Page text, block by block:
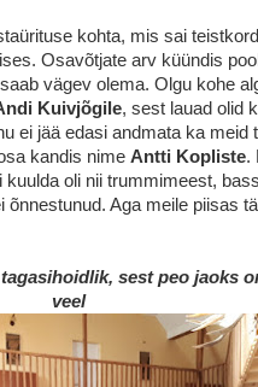
kohta, mis sai
Osavõtjate arv küündis
vägev olema. Olgu kohe
Kuivjõgile, sest lauad olid
ei jää edasi andmata ka meid
kandis nime Antti Kopliste.
kuulda oli nii trummimeest,
õnnestunud. Aga meile piisas
sest peo jaoks
veel